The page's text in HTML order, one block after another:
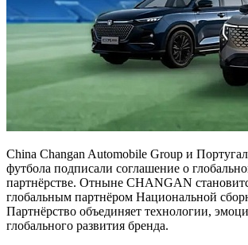
China Changan Automobile Group и
футбола подписали соглашение о
партнёрстве. Отныне CHANGAN
глобальным партнёром Национальной
Партнёрство объединяет технологии,
глобального развития бренда.